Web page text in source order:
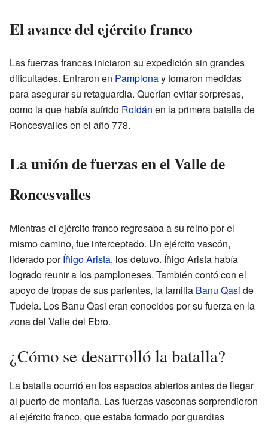
El avance del ejército franco
Las fuerzas francas iniciaron su expedición sin grandes
dificultades. Entraron en Pamplonay tomaron medidas
para asegurar su retaguardia. Querían evitar sorpresas,
como la que había sufrido Roldán en la primera batalla de
Roncesvalles en el año 778.
La unión de fuerzas en el Valle de
Roncesvalles
Mientras el ejército franco regresaba a su reino por el
mismo camino, fue interceptado. Un ejército vascón,
liderado porÍñigo Arista, los detuvo. Íñigo Arista había
logrado reunir a los pamploneses. También contó con el
apoyo de tropas de sus parientes, la familia Banu Qasi de
Tudela. Los Banu Qasi eran conocidos por su fuerza en la
zona del Valle del Ebro.
¿Cómo se desarrolló la batalla?
La batalla ocurrió en los espacios abiertos antes de llegar
al puerto de montaña. Las fuerzas vasconas sorprendieron
al ejército franco, que estaba formado por guardias